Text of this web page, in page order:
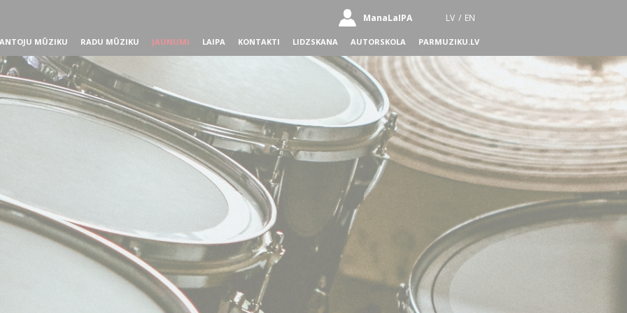
ManaLaIPA LV / EN
MŪZIKU RADU MŪZIKU JAUNUMI LAIPA KONTAKTI LIDZSKANA AUTORSKOLA PARMUZIKU.LV